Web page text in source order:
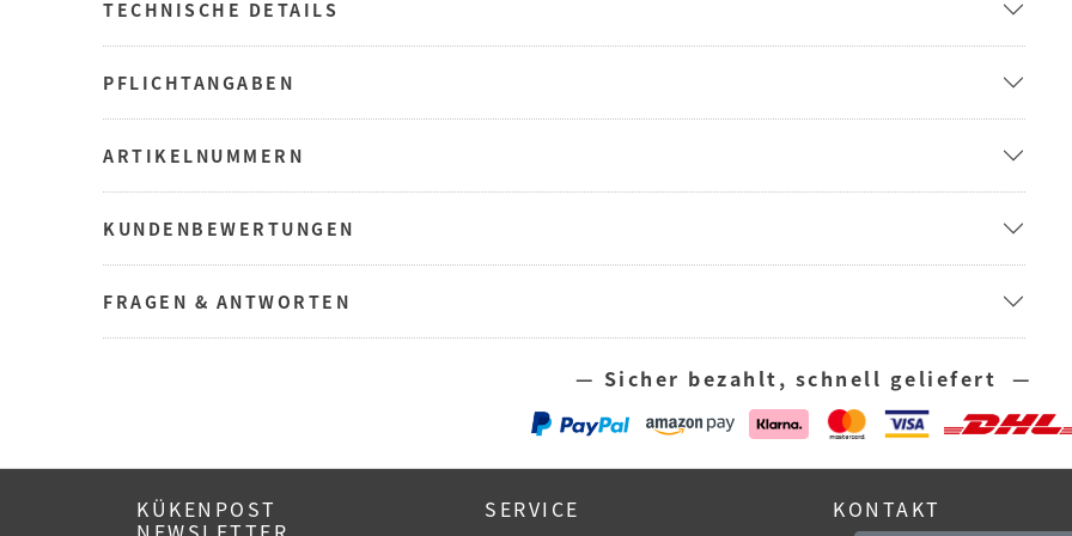
TECHNISCHE DETAILS
PFLICHTANGABEN
ARTIKELNUMMERN
KUNDENBEWERTUNGEN
FRAGEN & ANTWORTEN
— Sicher bezahlt, schnell geliefert —
KÜKENPOST SERVICE KONTAKT